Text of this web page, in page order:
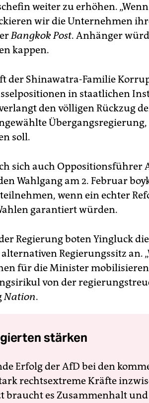
weiter zu erhöhen.
wir die Unternehmen
Bangkok Post. Anhänger
kappen.
der Shinawatra-Familie
in staatlichen
den völligen Rückzug
soll.
sich auch Oppositionsführer
Wahlgang am 2. Februar
wenn ein echter
garantiert würden.
Regierung boten Yingluck
Regierungssitz an.
für die Minister
von der
Nation.
stärken
Erfolg der AfD bei den
rechtsextreme Kräfte
braucht es Zusammenhalt